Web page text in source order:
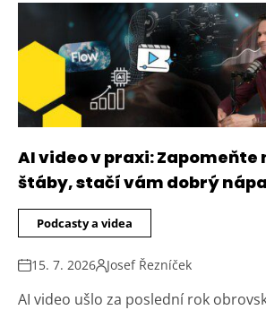
AI video v praxi: Zapomeňte
štáby, stačí vám dobrý
Podcasty a videa
15. 7. 2026 Josef Řezníček
AI video ušlo za poslední rok